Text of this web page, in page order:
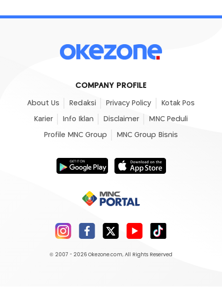
COMPANY PROFILE
About Us Redaksi Privacy Policy Kotak Pos
Karier Info Iklan Disclaimer MNC Peduli
Profile MNC Group MNC Group Bisnis
© 2007 - 2026 Okezone.com, All Rights Reserved